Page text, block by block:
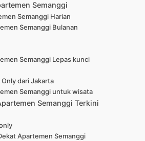
Semanggi
Semanggi Harian
Semanggi Bulanan
Semanggi Lepas kunci
dari Jakarta
Semanggi untuk wisata
Semanggi Terkini
Apartemen Semanggi